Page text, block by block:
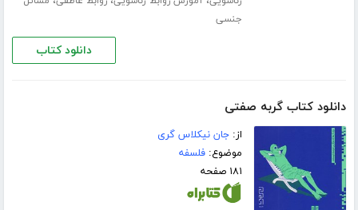
جنسی
دانلود کتاب
دانلود کتاب گربه صفتی
از:جان نیکلاس گری
موضوع:فلسفه
۱۸۱ صفحه